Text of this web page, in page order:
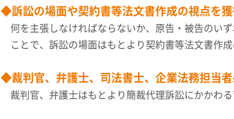
◆訴訟の場面や契約書等法文書作成の視点を
何を主張しなければならないか、原告・被告のい
ことで、訴訟の場面はもとより契約書等法文書作
◆裁判官、弁護士、司法書士、企業法務担当
裁判官、弁護士はもとより簡裁代理訴訟にかかわ